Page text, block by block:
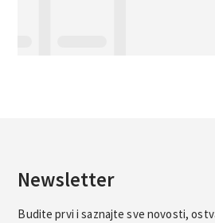
Newsletter
Budite prvi i saznajte sve novosti,